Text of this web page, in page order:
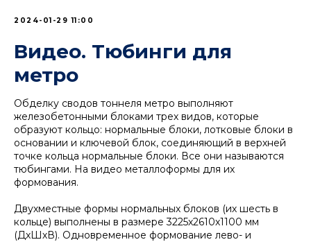
2024-01-29 11:00
Видео. Тюбинги для
метро
Обделку сводов тоннеля метро выполняют
железобетонными блоками трех видов, которые
образуют кольцо: нормальные блоки, лотковые блоки в
основании и ключевой блок, соединяющий в верхней
точке кольца нормальные блоки. Все они называются
тюбингами. На видео металлоформы для их
формования.
Двухместные формы нормальных блоков (их шесть в
кольце) выполнены в размере 3225х2610х1100 мм
(ДхШхВ). Одновременное формование лево- и